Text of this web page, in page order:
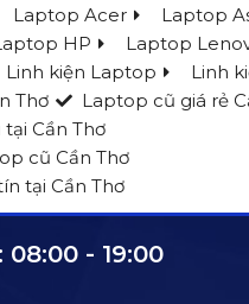
Laptop Acer
Laptop
HP
Laptop
Linh kiện Laptop
Linh
Thơ
Laptop cũ giá rẻ
Cần Thơ
cũ Cần Thơ
tại Cần Thơ
08:00 - 19:00